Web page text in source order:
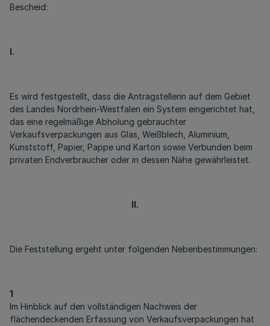
Bescheid:
I.
Es wird festgestellt, dass die Antragstellerin auf dem Gebiet
des Landes Nordrhein-Westfalen ein System eingerichtet hat,
das eine regelmäßige Abholung gebrauchter
Verkaufsverpackungen aus Glas, Weißblech, Aluminium,
Kunststoff, Papier, Pappe und Karton sowie Verbunden beim
privaten Endverbraucher oder in dessen Nähe gewährleistet.
II.
Die Feststellung ergeht unter folgenden Nebenbestimmungen:
1
Im Hinblick auf den vollständigen Nachweis der
flächendeckenden Erfassung von Verkaufsverpackungen hat